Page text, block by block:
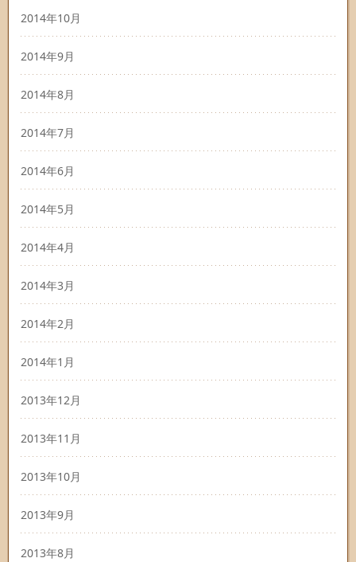
2014年10月
2014年9月
2014年8月
2014年7月
2014年6月
2014年5月
2014年4月
2014年3月
2014年2月
2014年1月
2013年12月
2013年11月
2013年10月
2013年9月
2013年8月